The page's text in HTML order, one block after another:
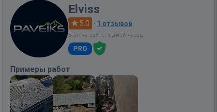
Elviss
5.0 · 1 отзывов
Был на сайте: 5 дней назад
PRO
Примеры работ